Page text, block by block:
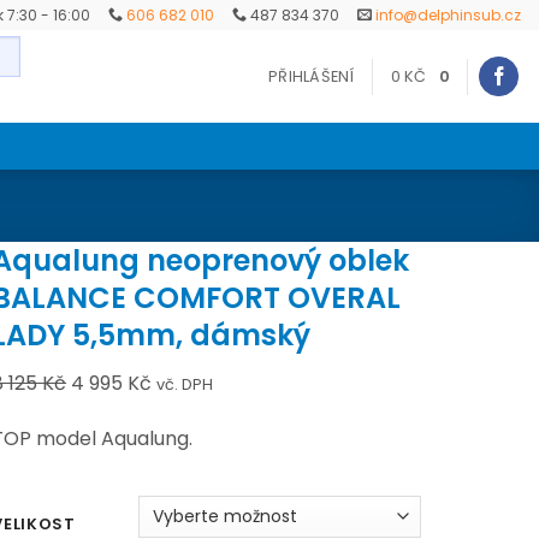
7:30 - 16:00 606 682 010 487 834 370
info@delphinsub.cz
PŘIHLÁŠENÍ 0KČ 0
neoprenový oblek
COMFORT OVERAL
5,5mm, dámský
125Kč Původní
byla:
4 995 Kč Aktuální
je:
vč. DPH
model Aqualung.